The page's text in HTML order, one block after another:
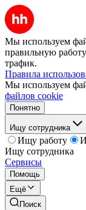
Мы используем
правильную
трафик.
Правила
Мы используем
файлов cookie
Понятно
Ищу сотрудника
Ищу работу
Ищу сотрудника
Сервисы
Помощь
Ещё
Поиск